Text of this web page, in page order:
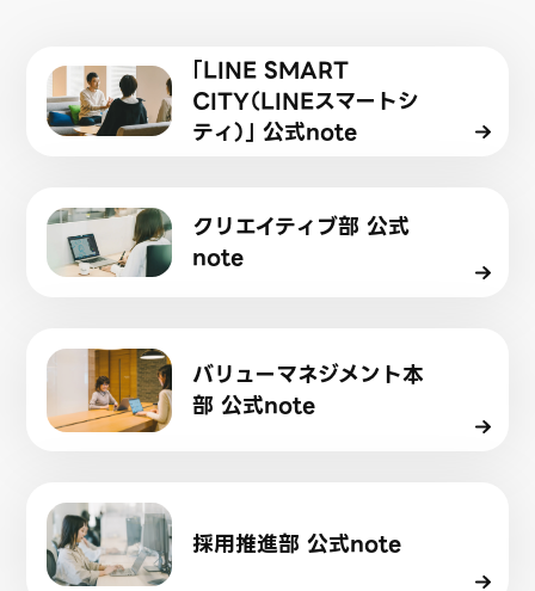
「LINE SMART
CITY（LINEスマートシ
ティ）」 公式note
クリエイティブ部 公式
note
バリューマネジメント本
部 公式note
採用推進部 公式note